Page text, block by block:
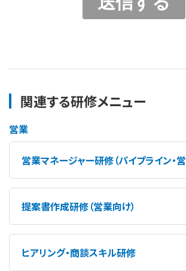
関連する研修メニュー
営業
営業マネージャー研修（パイプライン・
提案書作成研修（営業向け）
ヒアリング・商談スキル研修